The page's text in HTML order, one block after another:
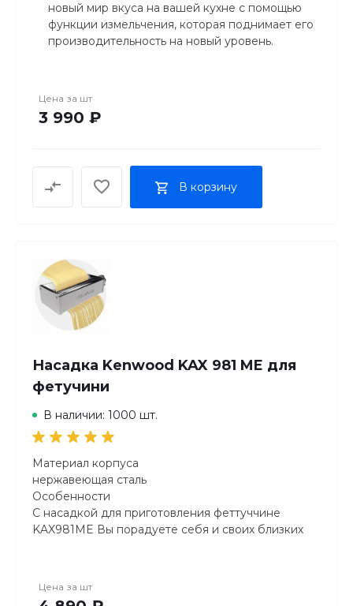
новый мир вкуса на вашей кухне с помощью
функции измельчения, которая поднимает его
производительность на новый уровень.
позволяют справляться с жесткими специями.
Цена за шт
3 990 ₽
В корзину
Насадка Kenwood KAX 981 ME для
фетучини
В наличии: 1000 шт.
Материал корпуса
нержавеющая сталь
Особенности
С насадкой для приготовления феттуччине
KAX981ME Вы порадуете себя и своих близких
Страна производства
Цена за шт